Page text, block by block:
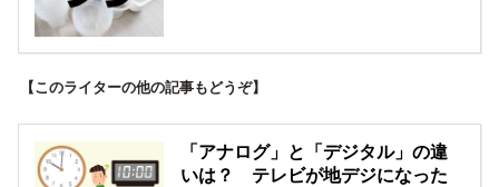
【このライターの他の記事もどうぞ】
「アナログ」と「デジタル」の違
いは？ テレビが地デジになった